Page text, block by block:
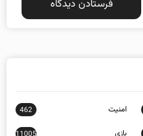
امنيت 462
بازی